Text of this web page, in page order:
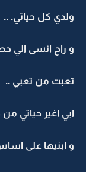
ولدي كل حياتي. ..
و راح انسى الي
تعبت من تعبي ..
ابي اغير حياتي
و ابنيها على